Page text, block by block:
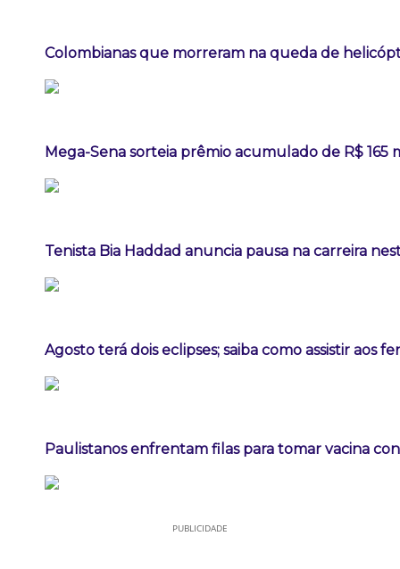
Colombianas que morreram na queda de
Mega-Sena sorteia prêmio acumulado de R$ 165
Tenista Bia Haddad anuncia pausa na carreira
Agosto terá dois eclipses; saiba como assistir aos
Paulistanos enfrentam filas para tomar vacina
PUBLICIDADE